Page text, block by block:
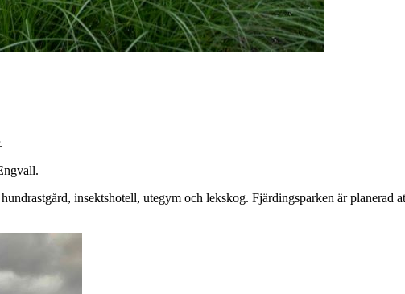
insektshotell, utegym och lekskog. Fjärdingsparken är planerad